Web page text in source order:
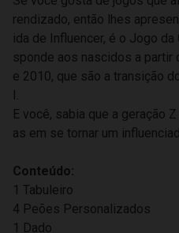
rendizado, então lhes
ida de Influencer, é o Jogo da
sponde aos nascidos a partir
e 2010, que são a transição
I.
E você, sabia que a geração
as em se tornar um
Conteúdo:
1 Tabuleiro
4 Peões Personalizados
1 Dado